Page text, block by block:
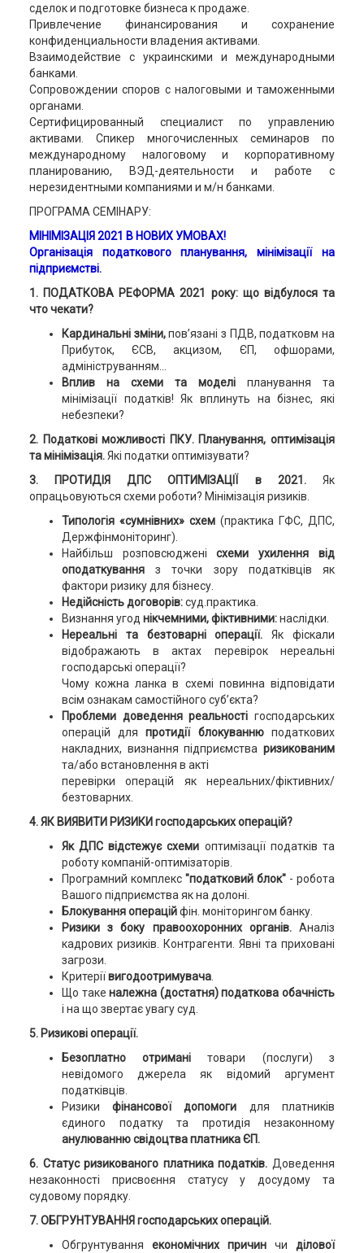
сделок и подготовке бизнеса к продаже.
Привлечение финансирования и сохранение
конфиденциальности владения активами.
Взаимодействие с украинскими и международными
банками.
Сопровождении споров с налоговыми и таможенными
органами.
Сертифицированный специалист по управлению
активами. Спикер многочисленных семинаров по
международному налоговому и корпоративному
планированию, ВЭД-деятельности и работе с
нерезидентными компаниями и м/н банками.
ПРОГРАМА СЕМІНАРУ:
МІНІМІЗАЦІЯ 2021 В НОВИХ УМОВАХ!
Організація податкового планування, мінімізації на
підприємстві.
1. ПОДАТКОВА РЕФОРМА 2021 року: що відбулося та
что чекати?
Кардинальні зміни,пов’язані з ПДВ, податковм на
Прибуток, ЄСВ, акцизом, ЄП, офшорами,
адмініструванням...
Вплив на схеми та моделіпланування та
мінімізації податків! Як вплинуть на бізнес, які
небезпеки?
2. Податкові можливості ПКУ. Планування, оптимізація
та мінімізація.Які податки оптимізувати?
3. ПРОТИДІЯ ДПС ОПТИМІЗАЦІЇ в 2021.Як
опрацьовуються схеми роботи? Мінімізація ризиків.
Типологія «сумнівних» схем(практика ГФС, ДПС,
Держфінмоніторинг).
Найбільш розповсюджені схеми ухилення від
оподаткуванняз точки зору податківців як
фактори ризику для бізнесу.
Недійсність договорів:суд.практика.
Визнання угод нікчемними, фіктивними:наслідки.
Нереальні та безтоварні операції. Як фіскали
відображають в актах перевірок нереальні
господарські операції?
Чому кожна ланка в схемі повинна відповідати
всім ознакам самостійного суб’єкта?
Проблеми доведення реальностігосподарських
операцій для протидії блокуваннюподаткових
накладних, визнання підприємстваризикованим
та/або встановлення в акті
перевірки операцій як нереальних/фіктивних/
безтоварних.
4. ЯК ВИЯВИТИ РИЗИКИ господарських операцій?
Як ДПС відстежує схеми оптимізації податків та
роботу компаній-оптимізаторів.
Програмний комплекс"податковий блок" - робота
Вашого підприємства як на долоні.
Блокування операційфін. моніторингом банку.
Ризики з боку правоохоронних органів.Аналіз
кадрових ризиків. Контрагенти. Явні та приховані
загрози.
Критеріївигодоотримувача.
Що таке належна (достатня) податкова обачність
і на що звертає увагу суд.
5. Ризикові операції.
Безоплатно отриманітовари (послуги) з
невідомого джерела як відомий аргумент
податківців.
Ризикифінансової допомоги для платників
єдиного податку та протидія незаконному
анулюванню свідоцтва платника ЄП.
6. Статус ризикованого платника податків.Доведення
незаконності присвоєння статусу у досудому та
судовому порядку.
7. ОБГРУНТУВАННЯ господарських операцій.
Обгрунтування економічних причинчи ділової